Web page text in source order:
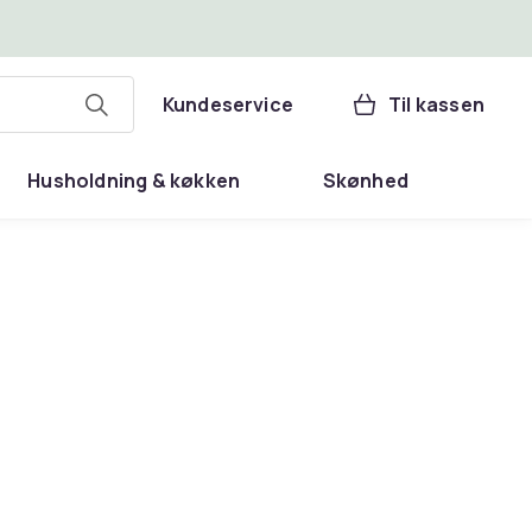
Kundeservice Til kassen
Husholdning & køkken Skønhed